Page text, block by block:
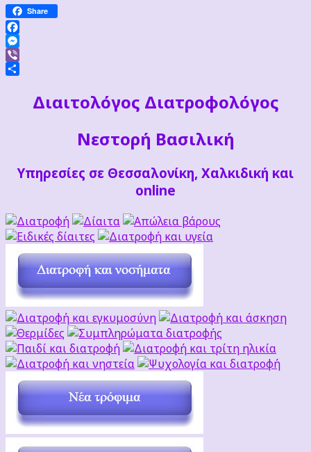
Share
Facebook
Messenger
Viber
Διαιτoλόγος Διατροφολόγος
Νεστορή Βασιλική
Υπηρεσίες σε Θεσσαλονίκη, Χαλκιδική και
online